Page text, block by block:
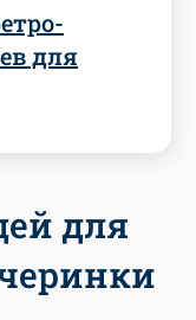
для
для